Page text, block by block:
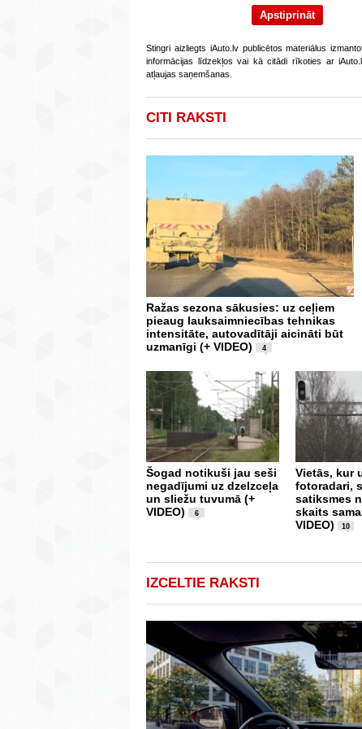
Stingri aizliegts iAuto.lv publicētos materiālus
informācijas līdzekļos vai kā citādi rīkoties ar
atļaujas saņemšanas.
CITI RAKSTI
Ražas sezona sākusies: uz ceļiem
pieaug lauksaimniecības tehnikas
intensitāte, autovadītāji aicināti būt
uzmanīgi (+ VIDEO)
4
Šogad notikuši jau seši
negadījumi uz dzelzceļa
un sliežu tuvumā (+
VIDEO)
6
Vietās, kur
fotoradari,
satiksmes
skaits
VIDEO)
10
IZCELTIE RAKSTI